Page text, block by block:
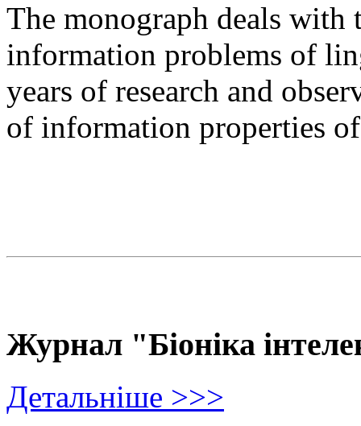
The monograph deals with
information problems of
years of research and
of information properties
Журнал "Біоніка
Детальніше >>>